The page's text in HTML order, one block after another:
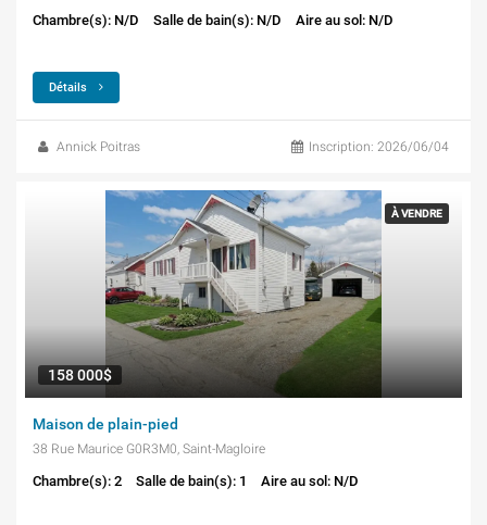
Chambre(s): N/D Salle de bain(s): N/D Aire au sol: N/D
Détails
Annick Poitras Inscription: 2026/06/04
À VENDRE
158 000$
Maison de plain-pied
38 Rue Maurice G0R3M0, Saint-Magloire
Chambre(s): 2 Salle de bain(s): 1 Aire au sol: N/D